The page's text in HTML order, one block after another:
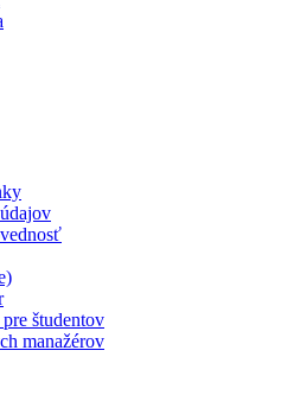
študentov
manažérov